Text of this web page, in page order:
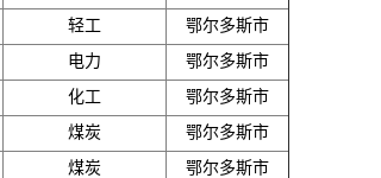
轻工
鄂尔多斯市
电力
鄂尔多斯市
化工
鄂尔多斯市
煤炭
鄂尔多斯市
煤炭
鄂尔多斯市